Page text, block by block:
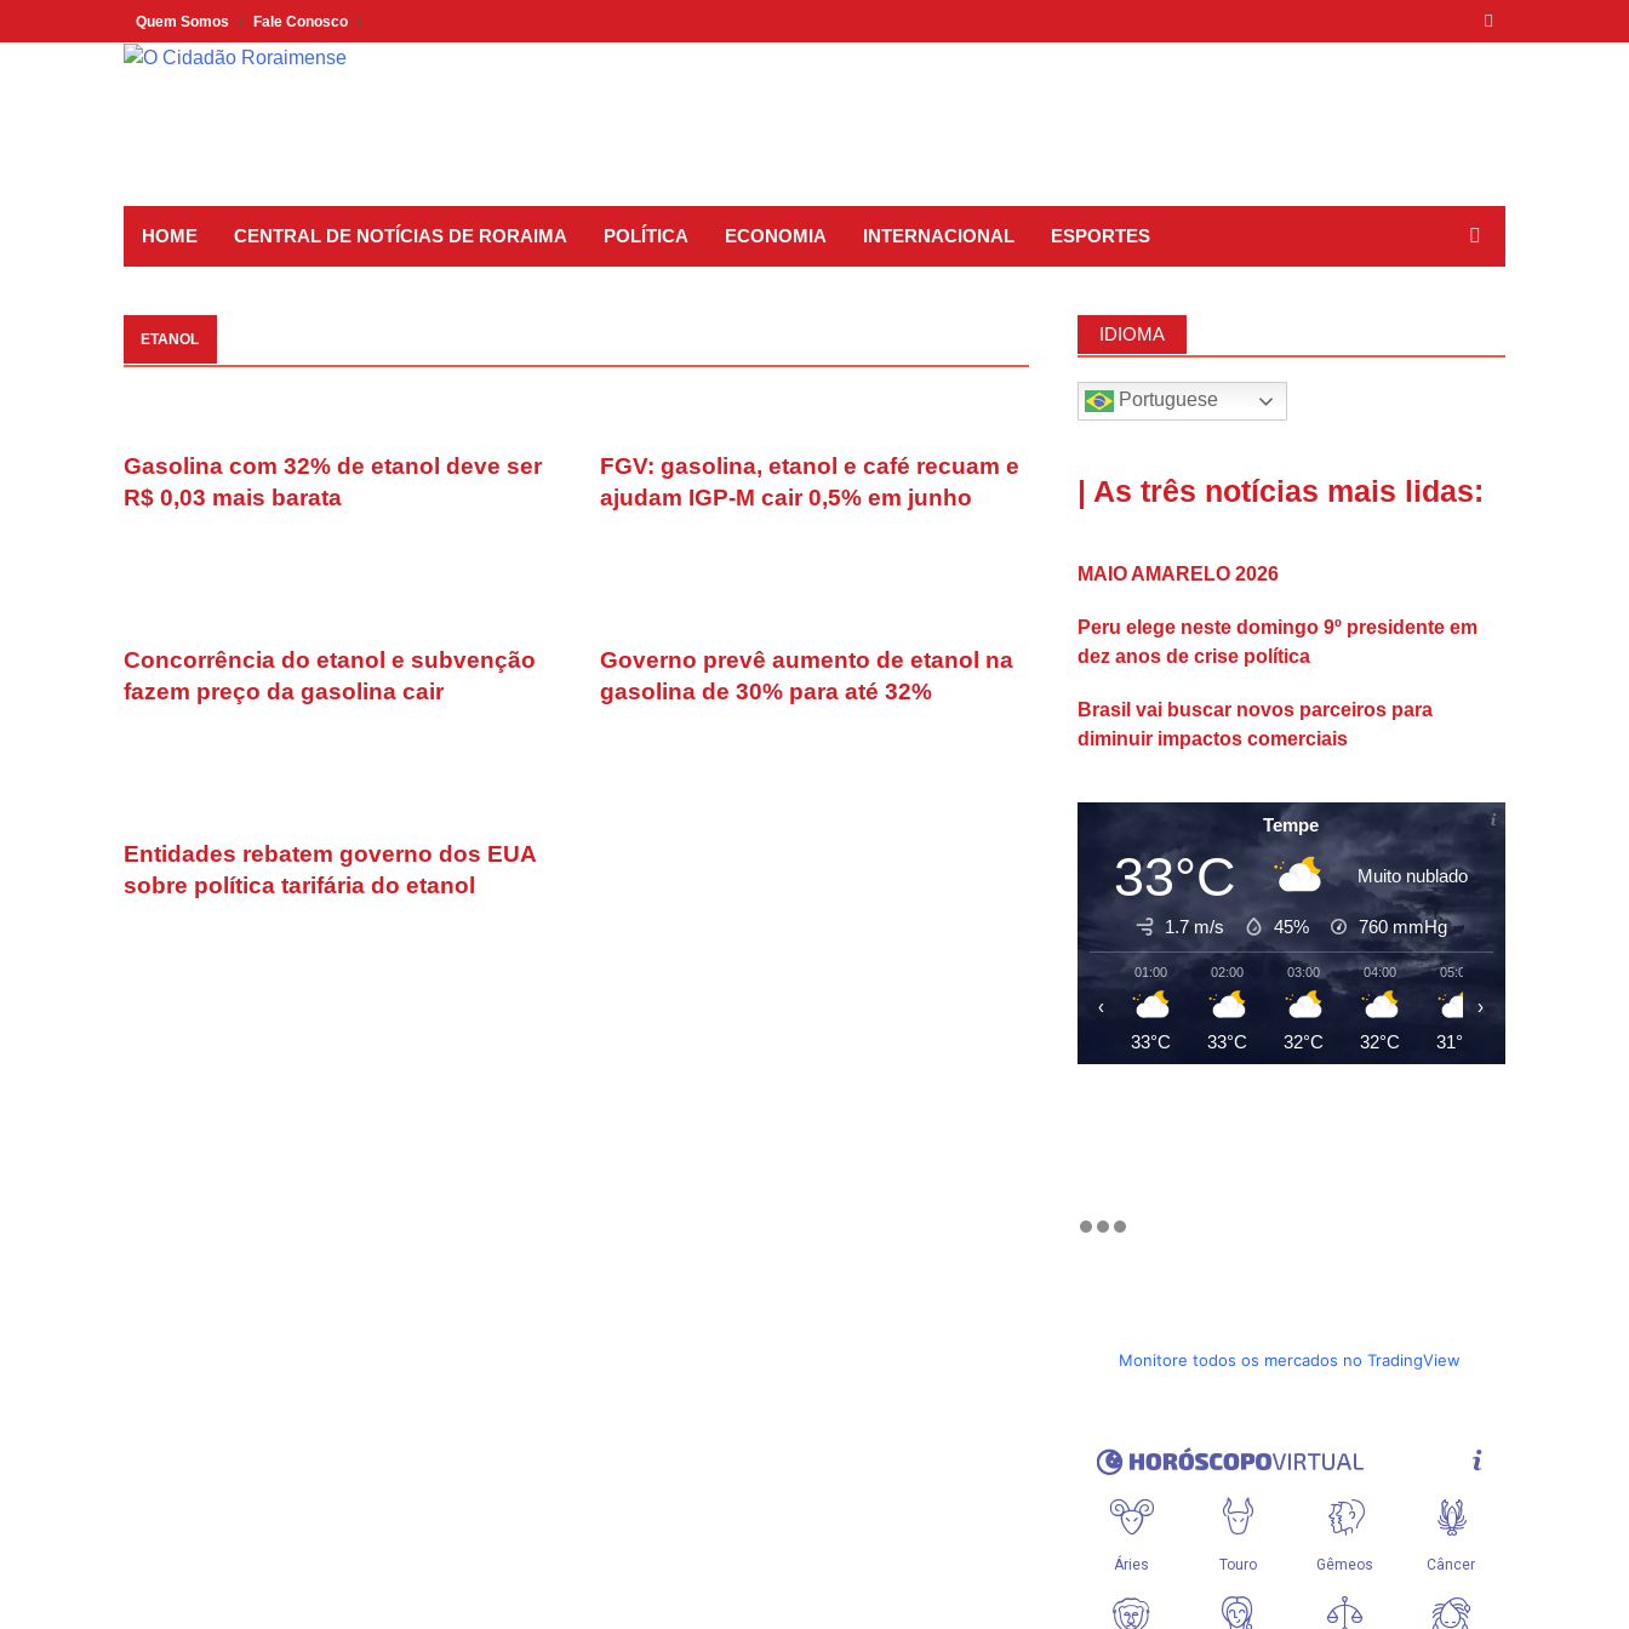
to
Quem Somos Fale Conosco
HOME CENTRAL DE NOTÍCIAS DE RORAIMA POLÍTICA ECONOMIA INTERNACIONAL ESPORTES
ETANOL
Gasolina com 32% de etanol deve ser
R$ 0,03 mais barata
FGV: gasolina, etanol e café recuam e
ajudam IGP-M cair 0,5% em junho
Concorrência do etanol e subvenção
fazem preço da gasolina cair
Governo prevê aumento de etanol na
gasolina de 30% para até 32%
Entidades rebatem governo dos EUA
sobre política tarifária do etanol
IDIOMA
Portuguese
| As três notícias mais lidas:
MAIO AMARELO 2026
Peru elege neste domingo 9º presidente em
dez anos de crise política
Brasil vai buscar novos parceiros para
diminuir impactos comerciais
Tempe
33°C Muito nublado
1.7 m/s 45% 760 mmHg
01:00
33°C
02:00
33°C
03:00
32°C
04:00
32°C
05:00
31°C
‹ ›
Monitore todos os mercados no TradingView